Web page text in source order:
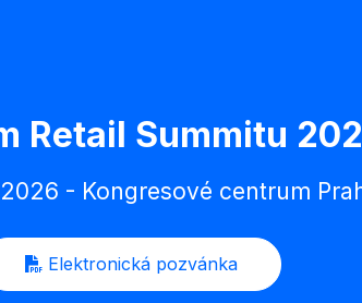
Retail Summitu
- Kongresové centrum
Elektronická pozvánka